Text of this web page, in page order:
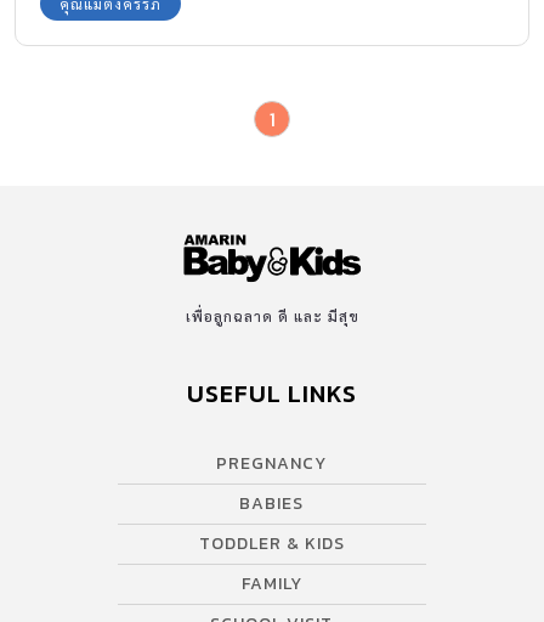
1
เพื่อลูกฉลาด ดี และ มีสุข
USEFUL LINKS
PREGNANCY
BABIES
TODDLER & KIDS
FAMILY